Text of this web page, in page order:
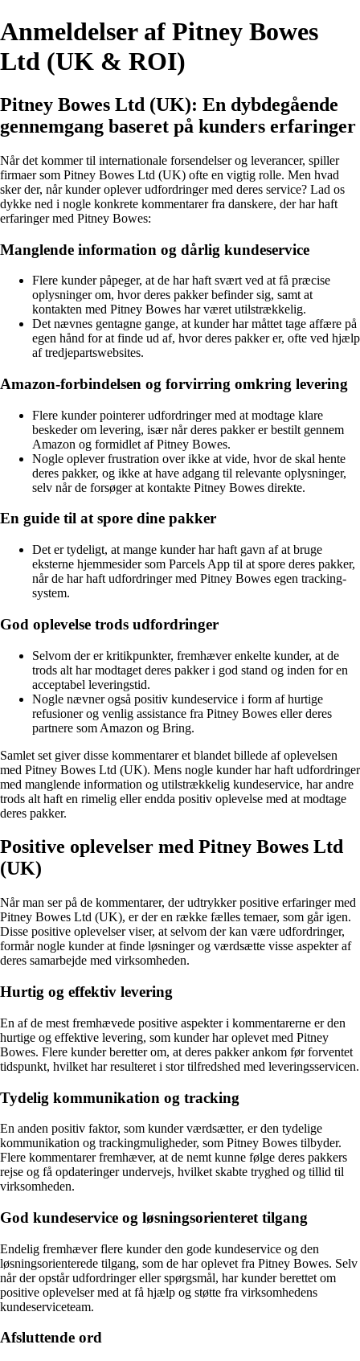
Anmeldelser af Pitney Bowes
Ltd (UK & ROI)
Pitney Bowes Ltd (UK): En dybdegående
gennemgang baseret på kunders erfaringer
Når det kommer til internationale forsendelser og leverancer, spiller
firmaer som Pitney Bowes Ltd (UK) ofte en vigtig rolle. Men hvad
sker der, når kunder oplever udfordringer med deres service? Lad os
dykke ned i nogle konkrete kommentarer fra danskere, der har haft
erfaringer med Pitney Bowes:
Manglende information og dårlig kundeservice
Flere kunder påpeger, at de har haft svært ved at få præcise
oplysninger om, hvor deres pakker befinder sig, samt at
kontakten med Pitney Bowes har været utilstrækkelig.
Det nævnes gentagne gange, at kunder har måttet tage affære på
egen hånd for at finde ud af, hvor deres pakker er, ofte ved hjælp
af tredjepartswebsites.
Amazon-forbindelsen og forvirring omkring levering
Flere kunder pointerer udfordringer med at modtage klare
beskeder om levering, især når deres pakker er bestilt gennem
Amazon og formidlet af Pitney Bowes.
Nogle oplever frustration over ikke at vide, hvor de skal hente
deres pakker, og ikke at have adgang til relevante oplysninger,
selv når de forsøger at kontakte Pitney Bowes direkte.
En guide til at spore dine pakker
Det er tydeligt, at mange kunder har haft gavn af at bruge
eksterne hjemmesider som Parcels App til at spore deres pakker,
når de har haft udfordringer med Pitney Bowes egen tracking-
system.
God oplevelse trods udfordringer
Selvom der er kritikpunkter, fremhæver enkelte kunder, at de
trods alt har modtaget deres pakker i god stand og inden for en
acceptabel leveringstid.
Nogle nævner også positiv kundeservice i form af hurtige
refusioner og venlig assistance fra Pitney Bowes eller deres
partnere som Amazon og Bring.
Samlet set giver disse kommentarer et blandet billede af oplevelsen
med Pitney Bowes Ltd (UK). Mens nogle kunder har haft udfordringer
med manglende information og utilstrækkelig kundeservice, har andre
trods alt haft en rimelig eller endda positiv oplevelse med at modtage
deres pakker.
Positive oplevelser med Pitney Bowes Ltd
(UK)
Når man ser på de kommentarer, der udtrykker positive erfaringer med
Pitney Bowes Ltd (UK), er der en række fælles temaer, som går igen.
Disse positive oplevelser viser, at selvom der kan være udfordringer,
formår nogle kunder at finde løsninger og værdsætte visse aspekter af
deres samarbejde med virksomheden.
Hurtig og effektiv levering
En af de mest fremhævede positive aspekter i kommentarerne er den
hurtige og effektive levering, som kunder har oplevet med Pitney
Bowes. Flere kunder beretter om, at deres pakker ankom før forventet
tidspunkt, hvilket har resulteret i stor tilfredshed med leveringsservicen.
Tydelig kommunikation og tracking
En anden positiv faktor, som kunder værdsætter, er den tydelige
kommunikation og trackingmuligheder, som Pitney Bowes tilbyder.
Flere kommentarer fremhæver, at de nemt kunne følge deres pakkers
rejse og få opdateringer undervejs, hvilket skabte tryghed og tillid til
virksomheden.
God kundeservice og løsningsorienteret tilgang
Endelig fremhæver flere kunder den gode kundeservice og den
løsningsorienterede tilgang, som de har oplevet fra Pitney Bowes. Selv
når der opstår udfordringer eller spørgsmål, har kunder berettet om
positive oplevelser med at få hjælp og støtte fra virksomhedens
kundeserviceteam.
Afsluttende ord